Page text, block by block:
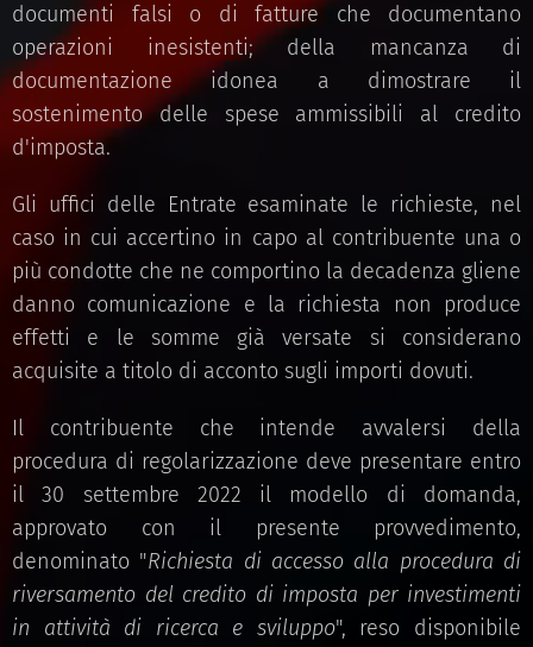
documenti falsi o di fatture che documentano
operazioni inesistenti; della mancanza di
documentazione idonea a dimostrare il
sostenimento delle spese ammissibili al credito
d'imposta.
Gli uffici delle Entrate esaminate le richieste, nel
caso in cui accertino in capo al contribuente una o
più condotte che ne comportino la decadenza gliene
danno comunicazione e la richiesta non produce
effetti e le somme già versate si considerano
acquisite a titolo di acconto sugli importi dovuti.
Il contribuente che intende avvalersi della
procedura di regolarizzazione deve presentare entro
il 30 settembre 2022 il modello di domanda,
approvato con il presente provvedimento,
denominato "Richiesta di accesso alla procedura di
riversamento del credito di imposta per investimenti
in attività di ricerca e sviluppo", reso disponibile